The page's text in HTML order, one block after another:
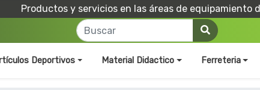
Productos y servicios en las áreas de equipamiento
Deportivos Material Didactico Ferreteria